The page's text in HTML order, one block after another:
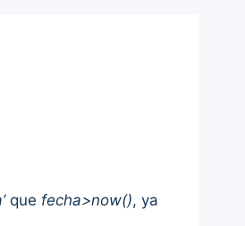
que fecha>now(), ya